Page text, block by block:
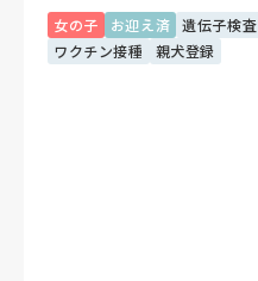
女の子
お迎え済 遺伝子検査
ワクチン接種
親犬登録